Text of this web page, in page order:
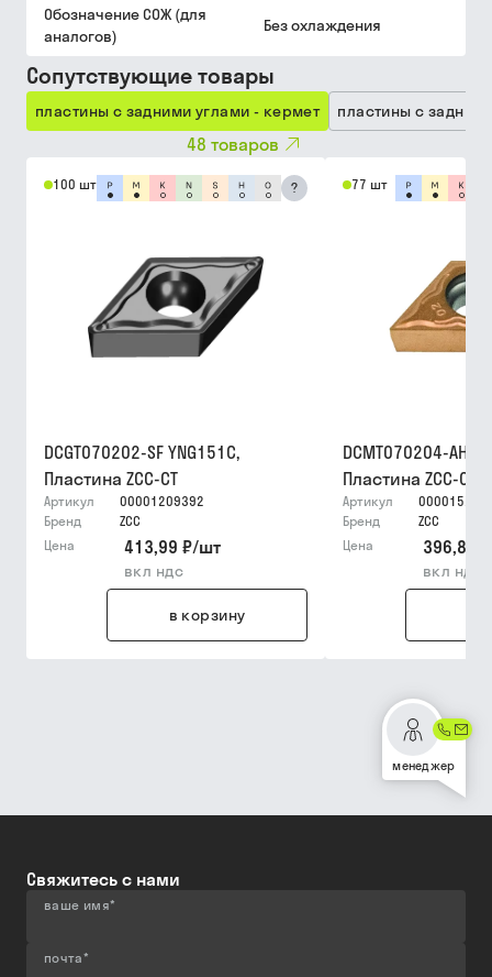
Обозначение СОЖ (для
аналогов)
Без охлаждения
Сопутствующие товары
пластины с задними углами - кермет пластины с
48 товаров
100 шт ?
DCGT070202-SF YNG151C,
Пластина ZCC-CT
Артикул
00001209392
Бренд
ZCC
Цена
413,99 ₽/шт
вкл ндс
в корзину
77 шт
DCMT070204-AHF
Пластина ZCC-CT
Артикул
Бренд
ZCC
Цена
396,87 ₽
вкл ндс
менеджер
Свяжитесь с нами
ваше имя*
почта*